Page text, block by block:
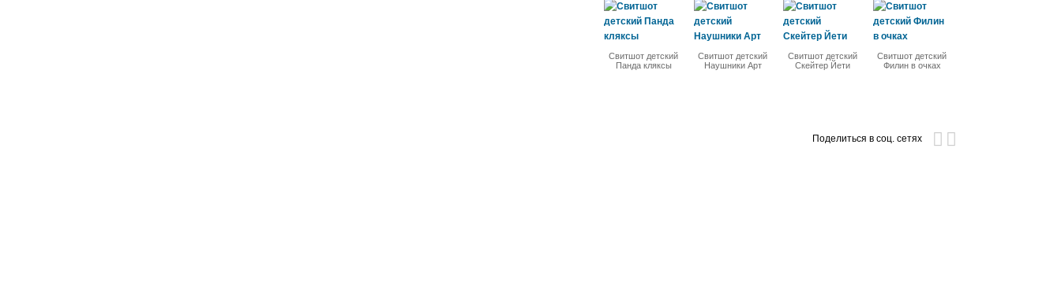
Свитшот детский
Панда кляксы
Свитшот детский
Наушники Арт
Свитшот детский
Скейтер Йети
Свитшот детский
Филин в очках
Поделиться в соц. сетях